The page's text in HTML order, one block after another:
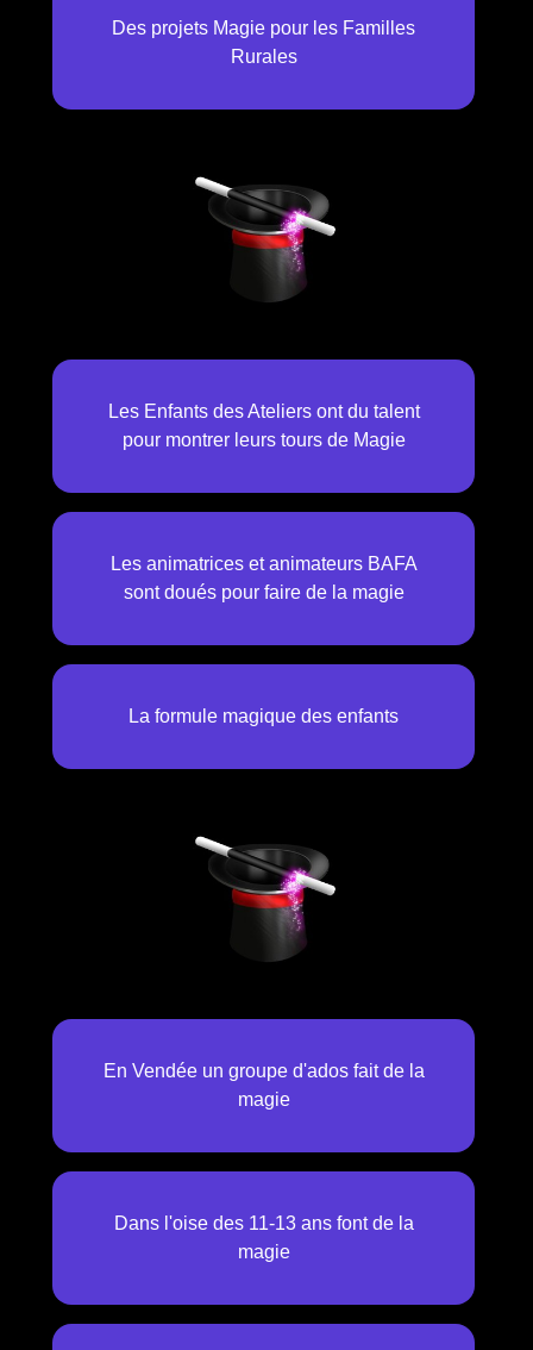
Des projets Magie pour les Familles
Rurales
Les Enfants des Ateliers ont du talent
pour montrer leurs tours de Magie
Les animatrices et animateurs BAFA
sont doués pour faire de la magie
La formule magique des enfants
En Vendée un groupe d'ados fait de la
magie
Dans l'oise des 11-13 ans font de la
magie